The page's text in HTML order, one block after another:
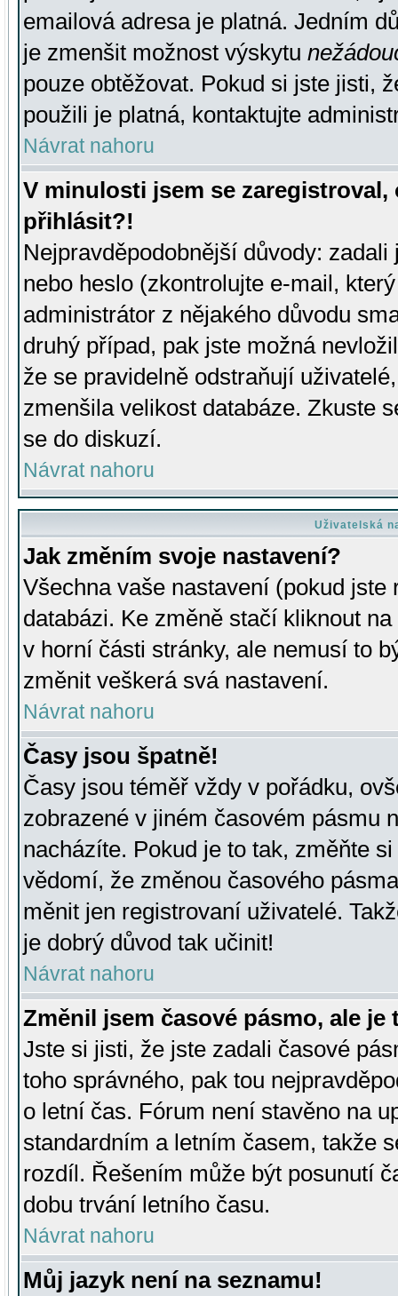
emailová adresa je platná. Jedním
je zmenšit možnost výskytu
pouze obtěžovat. Pokud si jste jisti,
použili je platná, kontaktujte
Návrat nahoru
V minulosti jsem se
přihlásit?!
Nejpravděpodobnější důvody:
nebo heslo (zkontrolujte e-mail,
administrátor z nějakého důvodu
druhý případ, pak jste možná
že se pravidelně odstraňují
zmenšila velikost databáze. Zkuste
se do diskuzí.
Návrat nahoru
Uživatelská
Jak změním svoje nastavení?
Všechna vaše nastavení (pokud
databázi. Ke změně stačí kliknout
v horní části stránky, ale nemusí to
změnit veškerá svá nastavení.
Návrat nahoru
Časy jsou špatně!
Časy jsou téměř vždy v pořádku,
zobrazené v jiném časovém pásmu
nacházíte. Pokud je to tak, změňte
vědomí, že změnou časového
měnit jen registrovaní uživatelé.
je dobrý důvod tak učinit!
Návrat nahoru
Změnil jsem časové pásmo, ale je
Jste si jisti, že jste zadali časové
toho správného, pak tou
o letní čas. Fórum není stavěno na
standardním a letním časem, takže
rozdíl. Řešením může být posunutí
dobu trvání letního času.
Návrat nahoru
Můj jazyk není na seznamu!